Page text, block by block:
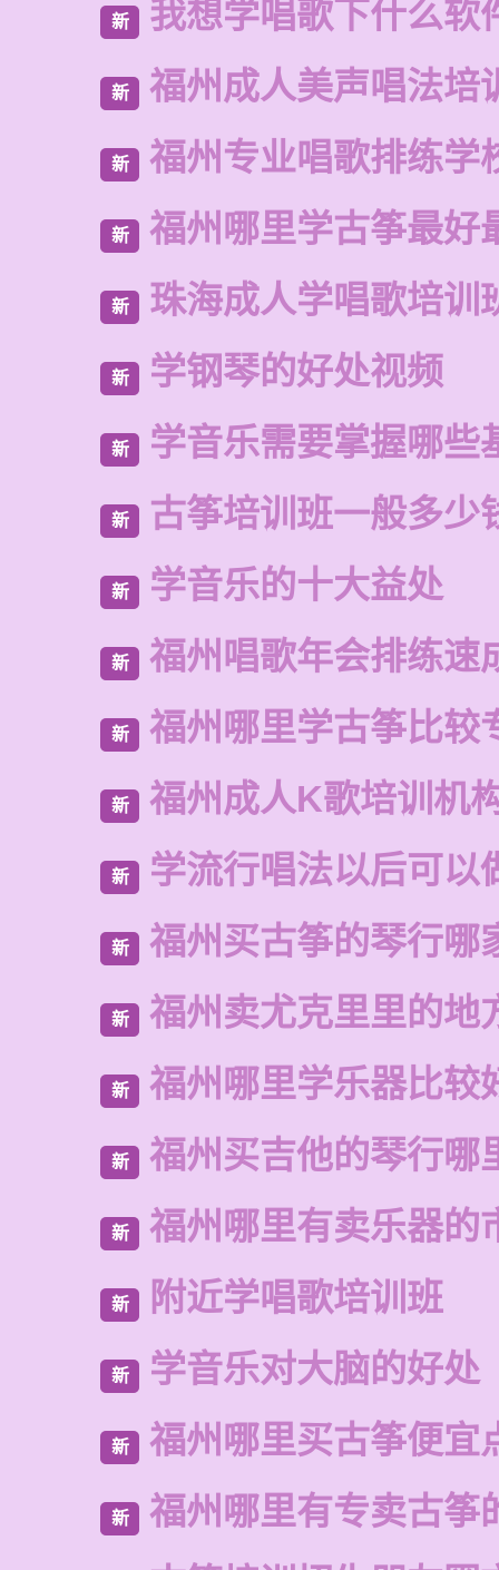
新 我想学唱歌下什么软
新 福州成人美声唱法培
新 福州专业唱歌排练学
新 福州哪里学古筝最好
新 珠海成人学唱歌培训
新 学钢琴的好处视频
新 学音乐需要掌握哪些
新 古筝培训班一般多少
新 学音乐的十大益处
新 福州唱歌年会排练速
新 福州哪里学古筝比较
新 福州成人K歌培训机
新 学流行唱法以后可以
新 福州买古筝的琴行哪
新 福州卖尤克里里的地
新 福州哪里学乐器比较
新 福州买吉他的琴行哪
新 福州哪里有卖乐器的
新 附近学唱歌培训班
新 学音乐对大脑的好处
新 福州哪里买古筝便宜
新
福州哪里有专卖古筝